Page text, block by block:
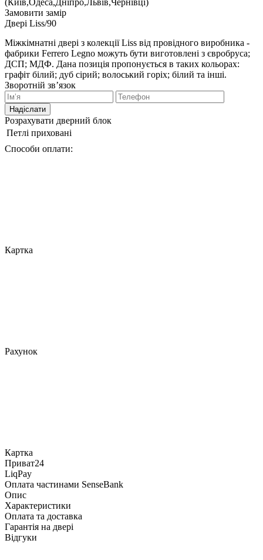
(Київ,Одеса,Дніпро,Львів,Чернівці)
Замовити замір
Двері Liss/90
Міжкімнатні двері з колекції Liss від провідного виробника -
фабрики Ferrero Legno можуть бути виготовлені з євробруса;
ДСП; МДФ. Дана позиція пропонується в таких кольорах:
графіт білий; дуб сірий; волоський горіх; білий та інші.
Зворотній зв’язок
Надіслати
Розрахувати дверний блок
Петлі приховані
Способи оплати:
Картка
Рахунок
Картка
Приват24
LiqPay
Оплата частинами SenseBank
Опис
Характеристики
Оплата та доставка
Гарантія на двері
Відгуки